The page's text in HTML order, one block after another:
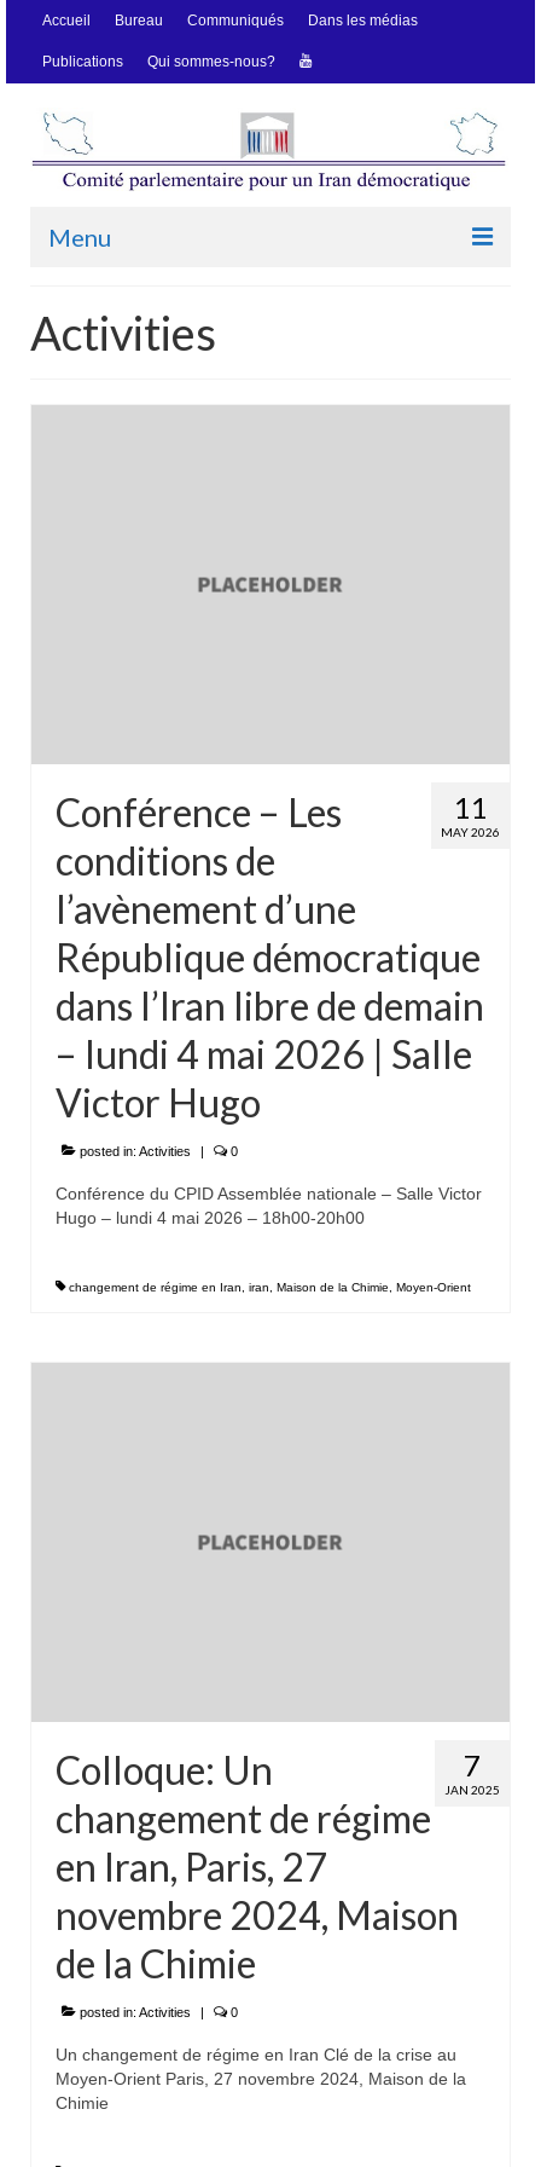
Accueil Bureau Communiqués Dans les médias
Publications Qui sommes-nous?
Menu
Bureau
Communiqués
Activities
11
MAY 2026
Conférence – Les
conditions de
l’avènement d’une
République démocratique
dans l’Iran libre de demain
– lundi 4 mai 2026 | Salle
Victor Hugo
posted in: Activities | 0
Conférence du CPID Assemblée nationale – Salle Victor
Hugo – lundi 4 mai 2026 – 18h00-20h00
changement de régime en Iran iran Maison de la Chimie Moyen-Orient
7
JAN 2025
Colloque: Un
changement de régime
en Iran, Paris, 27
novembre 2024, Maison
de la Chimie
posted in: Activities | 0
Un changement de régime en Iran Clé de la crise au
Moyen-Orient Paris, 27 novembre 2024, Maison de la
Chimie